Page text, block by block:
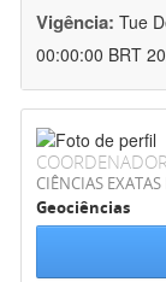
Vigência: Tue
00:00:00 BRT
CIÊNCIAS EXATAS
Geociências